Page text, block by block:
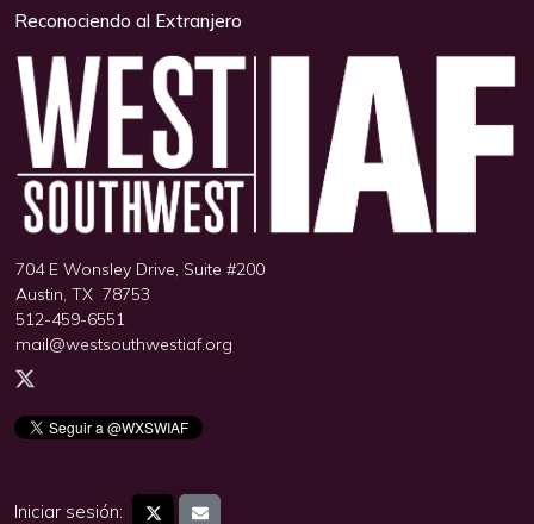
Reconociendo al Extranjero
704 E Wonsley Drive, Suite #200
Austin, TX 78753
512-459-6551
mail@westsouthwestiaf.org
Iniciar sesión: